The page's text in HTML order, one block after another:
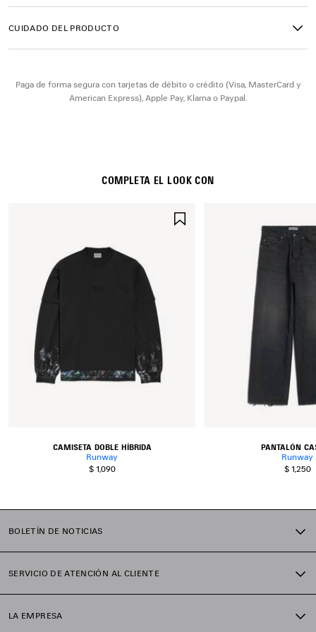
• Fabricadas en Japón
CUIDADO DEL PRODUCTO
Paga de forma segura con tarjetas de débito o crédito (Visa, MasterCard y
American Express), Apple Pay, Klarna o Paypal.
COMPLETA EL LOOK CON
CAMISETA DOBLE HÍBRIDA
Runway
$ 1,090
PANTALÓN
Runway
$ 1,250
BOLETÍN DE NOTICIAS
SERVICIO DE ATENCIÓN AL CLIENTE
LA EMPRESA